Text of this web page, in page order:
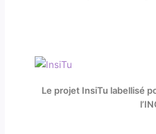
Le projet InsiTu labellisé